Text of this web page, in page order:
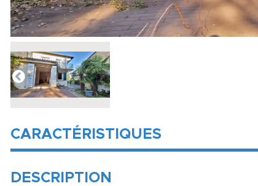
CARACTÉRISTIQUES
DESCRIPTION